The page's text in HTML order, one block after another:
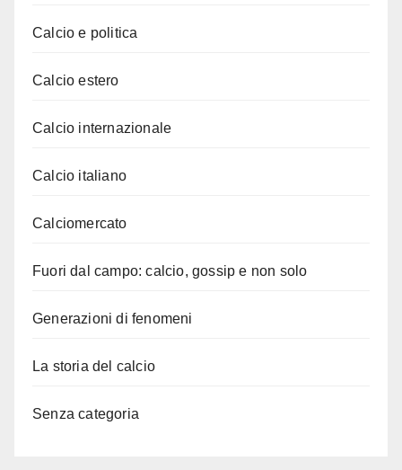
Calcio e politica
Calcio estero
Calcio internazionale
Calcio italiano
Calciomercato
Fuori dal campo: calcio, gossip e non solo
Generazioni di fenomeni
La storia del calcio
Senza categoria